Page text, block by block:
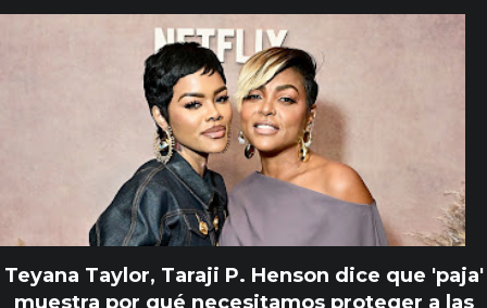
Teyana Taylor, Taraji P. Henson dice que 'paja'
muestra por qué necesitamos proteger a las